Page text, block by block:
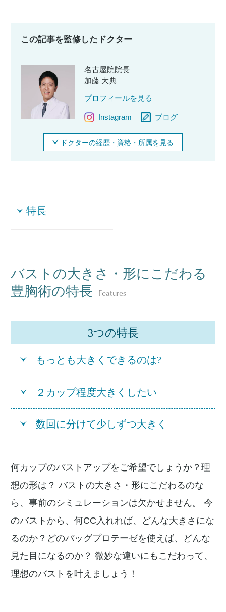
この記事を監修したドクター
名古屋院院長
加藤 大典
プロフィールを見る
Instagram ブログ
ドクターの経歴・資格・所属を見る
特長
バストの大きさ・形にこだわる
豊胸術の特長 Features
3つの特長
もっとも大きくできるのは?
２カップ程度大きくしたい
数回に分けて少しずつ大きく
何カップのバストアップをご希望でしょうか？理
想の形は？ バストの大きさ・形にこだわるのな
ら、事前のシミュレーションは欠かせません。 今
のバストから、何CC入れれば、どんな大きさにな
るのか？どのバッグプロテーゼを使えば、どんな
見た目になるのか？ 微妙な違いにもこだわって、
理想のバストを叶えましょう！